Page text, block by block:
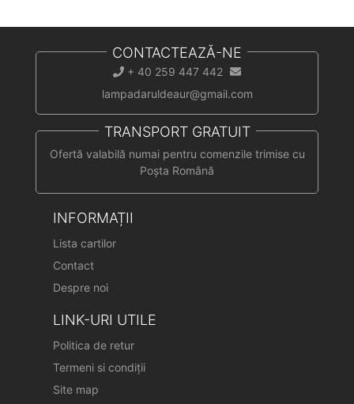
CONTACTEAZĂ-NE
+ 40 259 447 442
lampadaruldeaur@gmail.com
TRANSPORT GRATUIT
Ofertă valabilă numai pentru comenzile trimise cu
Poșta Română
INFORMAȚII
Lista cartilor
Contact
Despre noi
LINK-URI UTILE
Politica de retur
Termeni si condiții
Site map